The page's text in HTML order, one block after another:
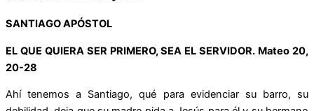
SANTIAGO APÓSTOL
EL QUE QUIERA SER PRIMERO, SEA EL SERVIDOR. Mateo 20,
20-28
Ahí tenemos a Santiago, qué para evidenciar su barro, su